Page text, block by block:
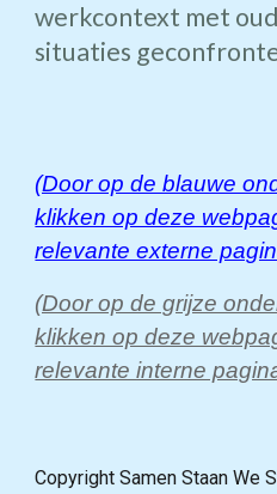
werkcontext met
situaties
(Door op de blauwe
klikken op deze
relevante externe
(Door op de grijze
klikken op deze
relevante interne
Copyright Samen Staan We